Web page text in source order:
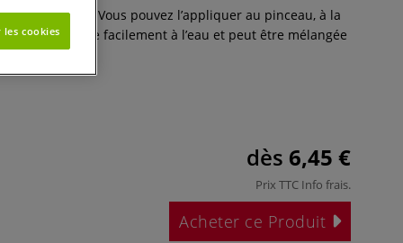
et lumineuse. Vous pouvez l’appliquer au pinceau, à la
Se dilue facilement à l’eau et peut être mélangée
dès 6,45 €
Prix TTC Info frais.
Acheter ce Produit
cookies